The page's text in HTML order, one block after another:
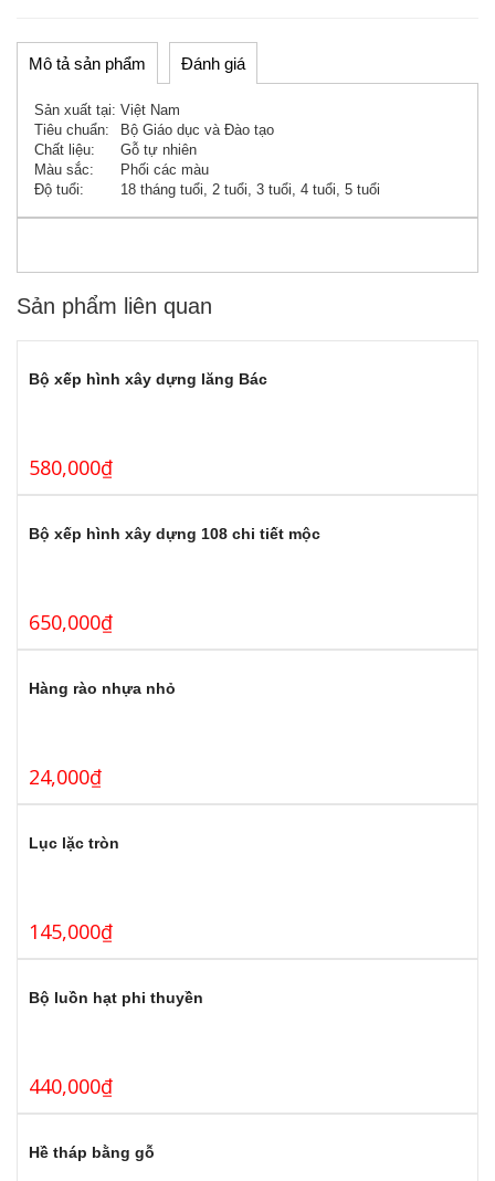
Mô tả sản phẩm Đánh giá
Sản xuất tại: Việt Nam
Tiêu chuẩn:
Bộ Giáo dục và Đào tạo
Chất liệu:
Gỗ tự nhiên
Màu sắc:
Phối các màu
Độ tuổi:
18 tháng tuổi, 2 tuổi, 3 tuổi, 4 tuổi, 5 tuổi
Sản phẩm liên quan
Bộ xếp hình xây dựng lăng Bác
580,000₫
Bộ xếp hình xây dựng 108 chi tiết mộc
650,000₫
Hàng rào nhựa nhỏ
24,000₫
Lục lặc tròn
145,000₫
Bộ luồn hạt phi thuyền
440,000₫
Hề tháp bằng gỗ